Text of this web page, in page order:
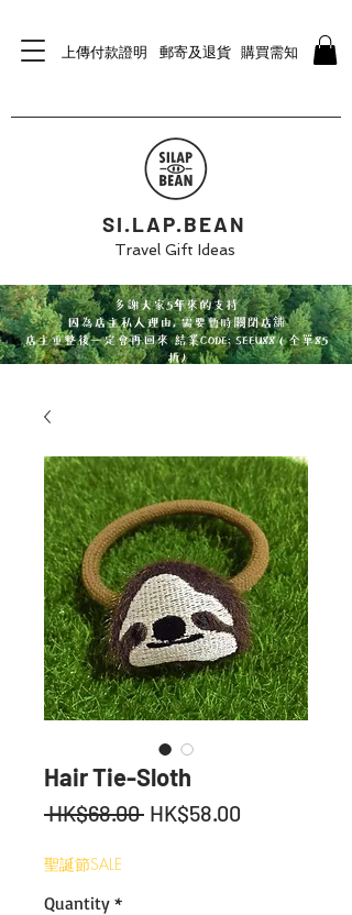
上傳付款證明 購買需知
郵寄及退貨
多謝大家5年來的支持
因為店主私人理由, 需要暫時關閉店舖
店主重整後一定會再回來 結業CODE: SEEU88 ( 全單85
折)
SI.LAP.BEAN
Travel Gift Ideas
Hair Tie-Sloth
HK$68.00 Regular
HK$58.00
聖誕節SALE
Quantity *